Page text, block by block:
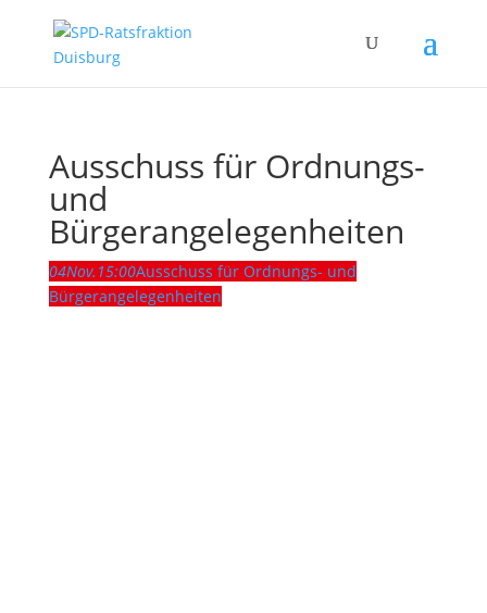
Ausschuss für Ordnungs-
und
Bürgerangelegenheiten
04Nov. 15:00Ausschuss für Ordnungs- und
Bürgerangelegenheiten